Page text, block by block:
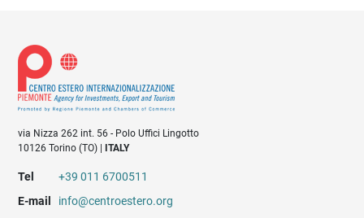
via Nizza 262 int. 56 - Polo Uffici Lingotto
10126 Torino (TO) |
ITALY
Tel
+39 011 6700511
E-mail
info@centroestero.org